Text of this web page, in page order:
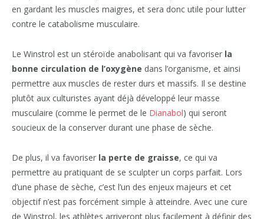
en gardant les muscles maigres, et sera donc utile pour lutter
contre le catabolisme musculaire.
Le Winstrol est un stéroïde anabolisant qui va favoriser la
bonne circulation de l’oxygène dans l’organisme, et ainsi
permettre aux muscles de rester durs et massifs. Il se destine
plutôt aux culturistes ayant déjà développé leur masse
musculaire (comme le permet de le Dianabol) qui seront
soucieux de la conserver durant une phase de sèche.
De plus, il va favoriser la perte de graisse, ce qui va
permettre au pratiquant de se sculpter un corps parfait. Lors
d’une phase de sèche, c’est l’un des enjeux majeurs et cet
objectif n’est pas forcément simple à atteindre. Avec une cure
de Winstrol, les athlètes arriveront plus facilement à définir des